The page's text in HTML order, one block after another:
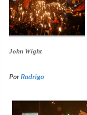
John Wight
PorRodrigo